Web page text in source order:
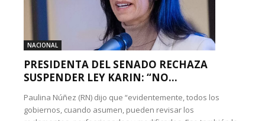
NACIONAL
PRESIDENTA DEL SENADO RECHAZA
SUSPENDER LEY KARIN: “NO...
Paulina Núñez (RN) dijo que “evidentemente, todos los
gobiernos, cuando asumen, pueden revisar los